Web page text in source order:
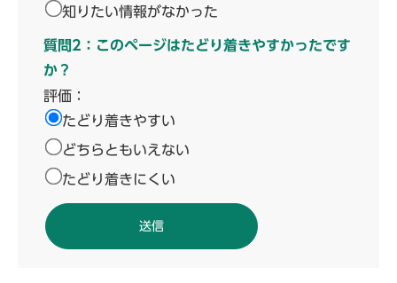
知りたい情報がなかった
質問2：このページはたどり着きやすかったです
か？
評価：
たどり着きやすい
どちらともいえない
たどり着きにくい